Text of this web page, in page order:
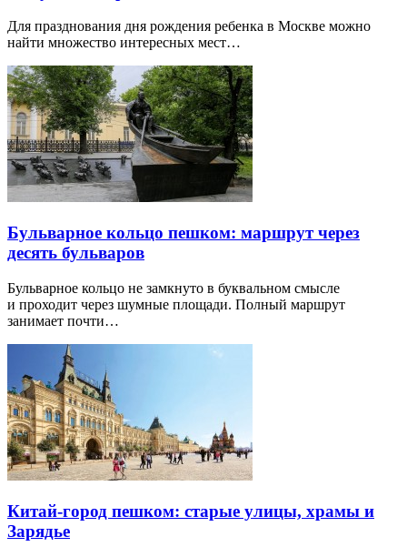
Для празднования дня рождения ребенка в Москве можно
найти множество интересных мест…
Бульварное кольцо пешком: маршрут через
десять бульваров
Бульварное кольцо не замкнуто в буквальном смысле
и проходит через шумные площади. Полный маршрут
занимает почти…
Китай-город пешком: старые улицы, храмы и
Зарядье